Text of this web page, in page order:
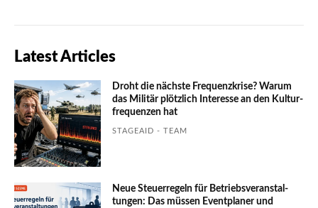
Latest Articles
Droht die nächste Frequenzkrise? Warum
das Mili­tär plötzlich Inte­resse an den Kultur­
fre­quen­zen hat
STAGEAID - TEAM
Neue Steuerregeln für Betriebs­ver­an­stal­
tungen: Das müssen Event­planer und